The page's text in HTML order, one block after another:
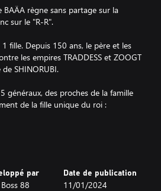
BAÄA règne sans partage sur la
sur le "R-R".
fille. Depuis 150 ans, le père et les
les empires TRADDESS et ZOOGT
SHINORUBI.
généraux, des proches de la famille
de la fille unique du roi :
KADDIN... une nuit interminable
par
88
Date de publication
11/01/2024